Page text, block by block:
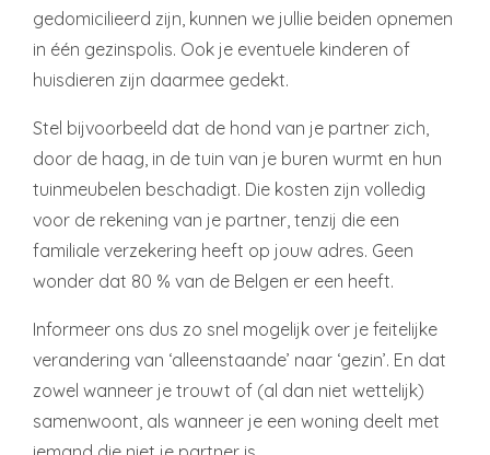
gedomicilieerd zijn, kunnen we jullie beiden opnemen
in één gezinspolis. Ook je eventuele kinderen of
huisdieren zijn daarmee gedekt.
Stel bijvoorbeeld dat de hond van je partner zich,
door de haag, in de tuin van je buren wurmt en hun
tuinmeubelen beschadigt. Die kosten zijn volledig
voor de rekening van je partner, tenzij die een
familiale verzekering heeft op jouw adres. Geen
wonder dat 80 % van de Belgen er een heeft.
Informeer ons dus zo snel mogelijk over je feitelijke
verandering van ‘alleenstaande’ naar ‘gezin’. En dat
zowel wanneer je trouwt of (al dan niet wettelijk)
samenwoont, als wanneer je een woning deelt met